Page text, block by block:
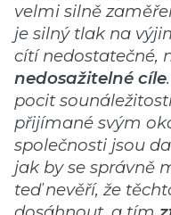
velmi silně
je silný tlak na
cítí nedostatečné,
nedosažitelné cíle
pocit
přijímané svým
společnosti jsou
jak by se správně
teď nevěří, že